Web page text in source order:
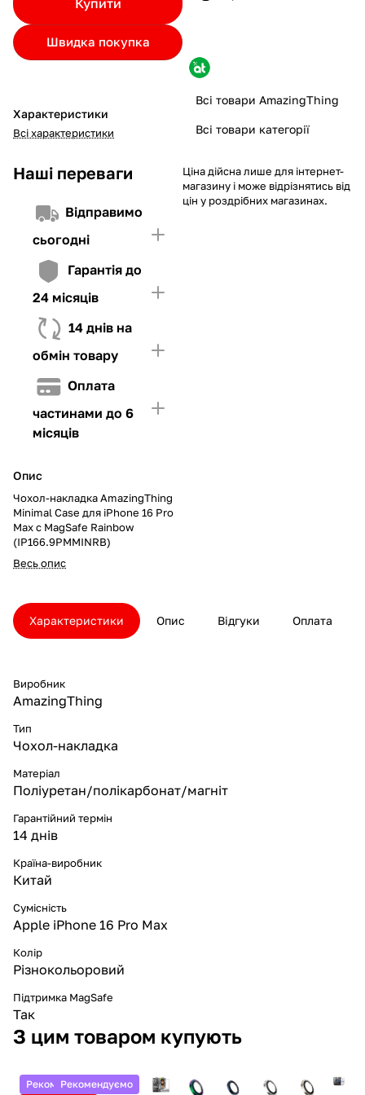
Швидка покупка
Характеристики
Всі характеристики
Наші переваги
Відправимо
сьогодні
Гарантія до
24 місяців
14 днів на
обмін товару
Оплата
частинами до 6
місяців
Опис
Чохол-накладка AmazingThing
Minimal Case для iPhone 16 Pro
Max с MagSafe Rainbow
(IP166.9PMMINRB)
Весь опис
Якщо ліміт нижчий за вартість товару, невистачаючу суму
потрібно внести Першим внеском
4. Мати достатньо коштів для внесення першої частини платежу
та Першого внеску (у разі потреби)
Всі товари AmazingThing
Всі товари категорії
Ціна дійсна лише для інтернет-
магазину і може відрізнятись від
цін у роздрібних магазинах.
Характеристики Опис Відгуки Оплата
Виробник
AmazingThing
Тип
Чохол-накладка
Матеріал
Поліуретан/полікарбонат/магніт
Гарантійний термін
14 днів
Країна-виробник
Китай
Сумісність
Apple iPhone 16 Pro Max
Колір
Різнокольоровий
Підтримка MagSafe
Так
З цим товаром купують
РекомендуємоРекомендуємо